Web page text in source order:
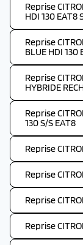
Reprise
HDI 130 EAT8
Reprise
BLUE HDI 130
Reprise
HYBRIDE
Reprise
130 S/S EAT8
Reprise
Reprise
Reprise
Reprise